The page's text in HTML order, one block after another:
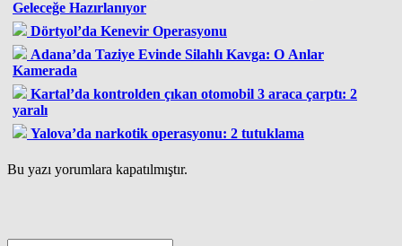
Geleceğe Hazırlanıyor
Dörtyol’da Kenevir Operasyonu
Adana’da Taziye Evinde Silahlı Kavga: O Anlar
Kamerada
Kartal’da kontrolden çıkan otomobil 3 araca çarptı: 2
yaralı
Yalova’da narkotik operasyonu: 2 tutuklama
Bu yazı yorumlara kapatılmıştır.